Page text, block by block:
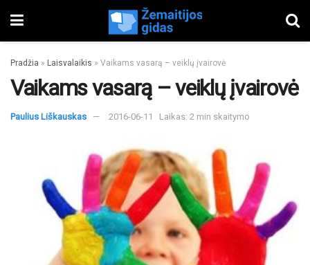
Pradžia » Laisvalaikis » Vaikams vasarą – veiklų įvairovė
Vaikams vasarą – veiklų įvairovė
Paulius Liškauskas 2016-06-11 Laikas: 2 min skaitymo